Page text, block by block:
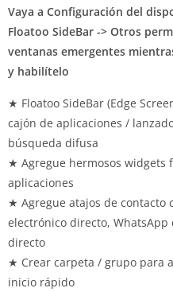
Vaya a Configuración del
Floatoo SideBar -> Otros
ventanas emergentes
y habilítelo
★ Floatoo SideBar (Edge
cajón de aplicaciones /
búsqueda difusa
★ Agregue hermosos widgets
aplicaciones
★ Agregue atajos de contacto
electrónico directo,
directo
★ Crear carpeta / grupo para
inicio rápido